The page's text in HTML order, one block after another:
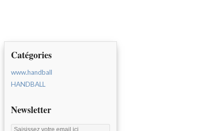
Catégories
www.handball
HANDBALL
Newsletter